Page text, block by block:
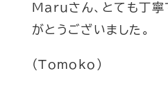
Maruさん、とても丁寧
がとうございました。
(Tomoko)